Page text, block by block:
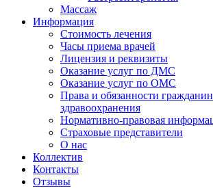
Массаж
Информация
Стоимость лечения
Часы приема врачей
Лицензия и реквизиты
Оказание услуг по ДМС
Оказание услуг по ОМС
Права и обязанности
здравоохранения
Нормативно-правовая
Страховые представители
О нас
Коллектив
Контакты
Отзывы